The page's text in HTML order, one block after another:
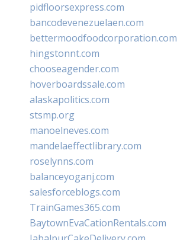
pidfloorsexpress.com
bancodevenezuelaen.com
bettermoodfoodcorporation.com
hingstonnt.com
chooseagender.com
hoverboardssale.com
alaskapolitics.com
stsmp.org
manoelneves.com
mandelaeffectlibrary.com
roselynns.com
balanceyoganj.com
salesforceblogs.com
TrainGames365.com
BaytownEvaCationRentals.com